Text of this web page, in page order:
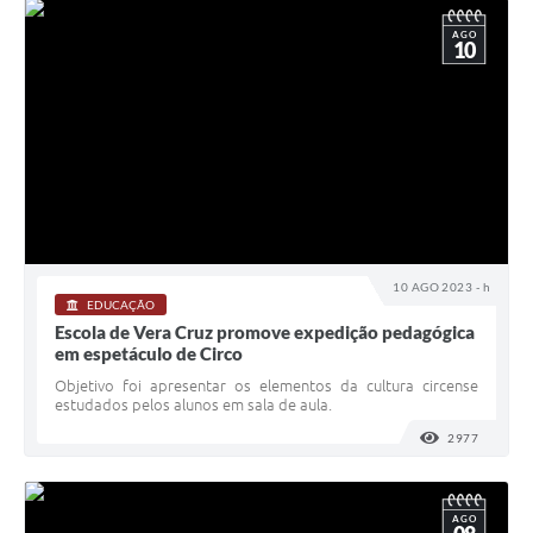
10 AGO 2023 - h
AGO
10
EDUCAÇÃO
Escola de Vera Cruz promove expedição pedagógica
em espetáculo de Circo
Objetivo foi apresentar os elementos da cultura circense
estudados pelos alunos em sala de aula.
2977
AGO